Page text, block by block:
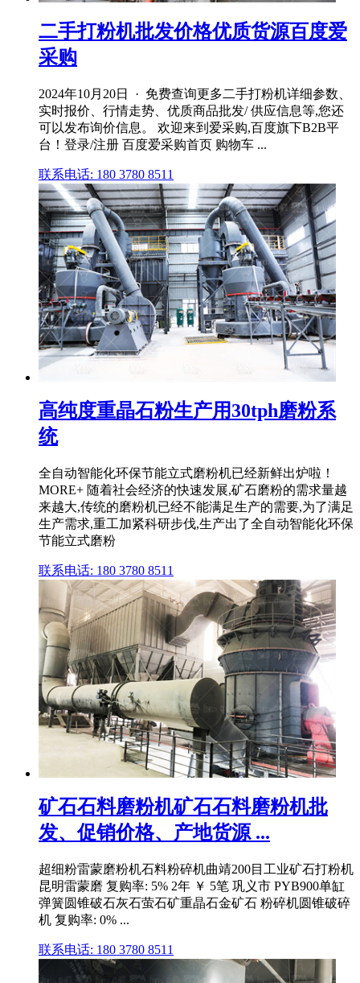
二手打粉机批发价格优质货源百度爱
采购
2024年10月20日 · 免费查询更多二手打粉机详细参数、
实时报价、行情走势、优质商品批发/ 供应信息等,您还
可以发布询价信息。 欢迎来到爱采购,百度旗下B2B平
台！登录/注册 百度爱采购首页 购物车 ...
联系电话: 180 3780 8511
高纯度重晶石粉生产用30tph磨粉系
统
全自动智能化环保节能立式磨粉机已经新鲜出炉啦！
MORE+ 随着社会经济的快速发展,矿石磨粉的需求量越
来越大,传统的磨粉机已经不能满足生产的需要,为了满足
生产需求,重工加紧科研步伐,生产出了全自动智能化环保
节能立式磨粉
联系电话: 180 3780 8511
矿石石料磨粉机矿石石料磨粉机批
发、促销价格、产地货源 ...
超细粉雷蒙磨粉机石料粉碎机曲靖200目工业矿石打粉机
昆明雷蒙磨 复购率: 5% 2年 ￥ 5笔 巩义市 PYB900单缸
弹簧圆锥破石灰石萤石矿重晶石金矿石 粉碎机圆锥破碎
机 复购率: 0% ...
联系电话: 180 3780 8511